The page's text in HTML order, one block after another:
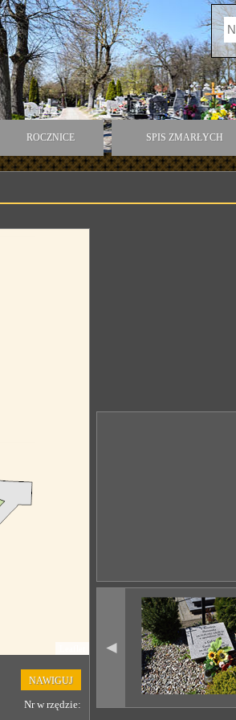
ROCZNICE SPIS ZMARŁYCH
NAWIGUJ
Nr w rzędzie:
◄